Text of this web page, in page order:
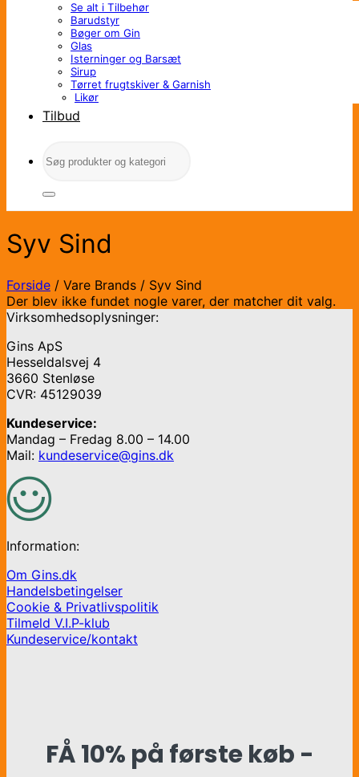
Se alt i Tilbehør
Barudstyr
Bøger om Gin
Glas
Isterninger og Barsæt
Sirup
Tørret frugtskiver & Garnish
Likør
Tilbud
efter:
Syv Sind
Forside / Vare Brands / Syv Sind
Der blev ikke fundet nogle varer, der matcher dit valg.
Virksomhedsoplysninger:
Gins ApS
Hesseldalsvej 4
3660 Stenløse
CVR: 45129039
Kundeservice:
Mandag – Fredag 8.00 – 14.00
Mail: kundeservice@gins.dk
Information:
Om Gins.dk
Handelsbetingelser
Cookie & Privatlivspolitik
Tilmeld V.I.P-klub
Kundeservice/kontakt
FÅ 10% på første køb -